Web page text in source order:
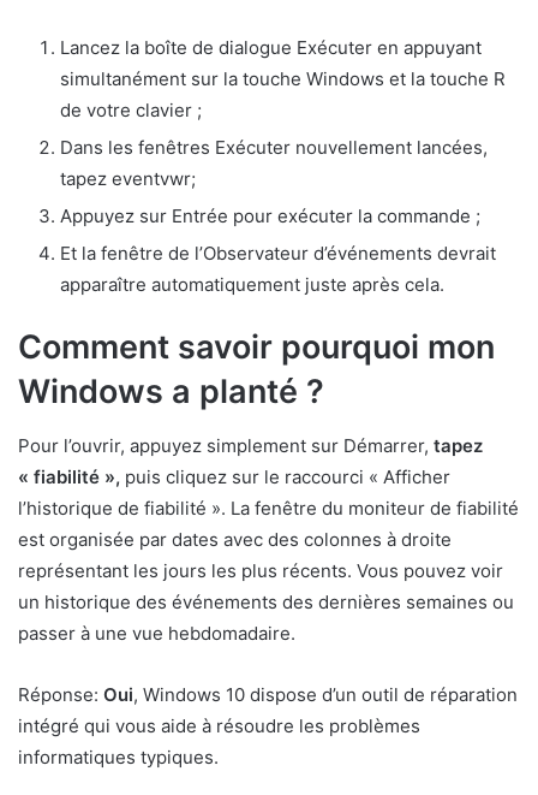
Lancez la boîte de dialogue Exécuter en appuyant
simultanément sur la touche Windows et la touche R
de votre clavier ;
Dans les fenêtres Exécuter nouvellement lancées,
tapez eventvwr;
Appuyez sur Entrée pour exécuter la commande ;
Et la fenêtre de l’Observateur d’événements devrait
apparaître automatiquement juste après cela.
Comment savoir pourquoi mon
Windows a planté ?
Pour l’ouvrir, appuyez simplement sur Démarrer, tapez
« fiabilité », puis cliquez sur le raccourci « Afficher
l’historique de fiabilité ». La fenêtre du moniteur de fiabilité
est organisée par dates avec des colonnes à droite
représentant les jours les plus récents. Vous pouvez voir
un historique des événements des dernières semaines ou
passer à une vue hebdomadaire.
Réponse: Oui, Windows 10 dispose d’un outil de réparation
intégré qui vous aide à résoudre les problèmes
informatiques typiques.